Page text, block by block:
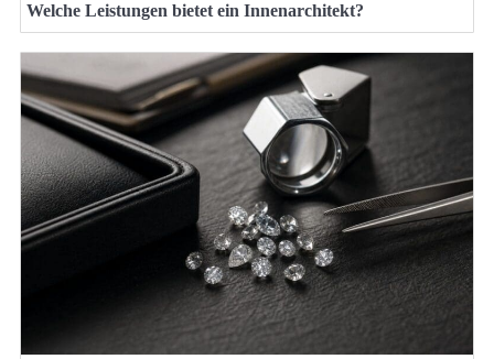
Welche Leistungen bietet ein Innenarchitekt?